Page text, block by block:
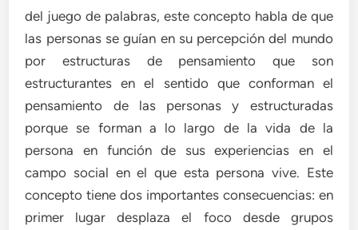
del juego de palabras, este concepto habla de que
las personas se guían en su percepción del mundo
por estructuras de pensamiento que son
estructurantes en el sentido que conforman el
pensamiento de las personas y estructuradas
porque se forman a lo largo de la vida de la
persona en función de sus experiencias en el
campo social en el que esta persona vive. Este
concepto tiene dos importantes consecuencias: en
primer lugar desplaza el foco desde grupos